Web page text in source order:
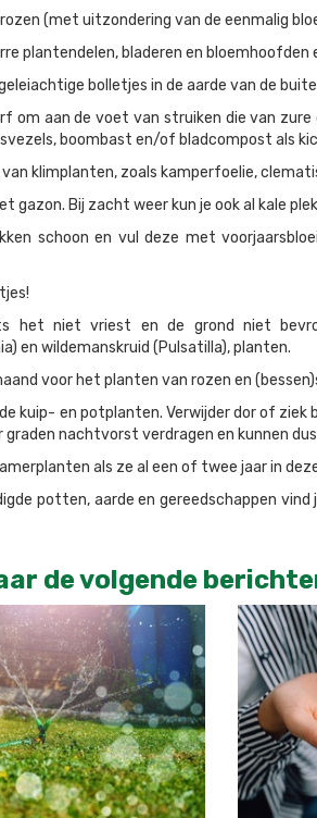
(met uitzondering van de eenmalig
plantendelen, bladeren en
bolletjes in de aarde van de
om aan de voet van struiken die van
boombast en/of bladcompost als
klimplanten, zoals kamperfoelie,
gazon. Bij zacht weer kun je ook al kale
schoon en vul deze met
niet vriest en de grond niet
en wildemanskruid (Pulsatilla), planten.
voor het planten van rozen en
kuip- en potplanten. Verwijder dor of
graden nachtvorst verdragen en kunnen
als ze al een of twee jaar in
potten, aarde en gereedschappen
de volgende